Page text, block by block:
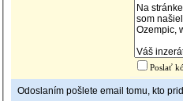
Poslať
Odoslaním pošlete email tomu, kto